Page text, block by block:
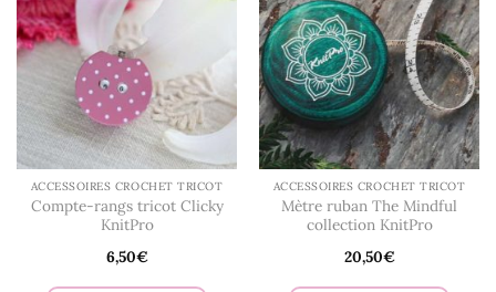
ACCESSOIRES CROCHET TRICOT
Compte-rangs tricot Clicky
KnitPro
6,50€
ACCESSOIRES CROCHET TRICOT
Mètre ruban The Mindful
collection KnitPro
20,50€